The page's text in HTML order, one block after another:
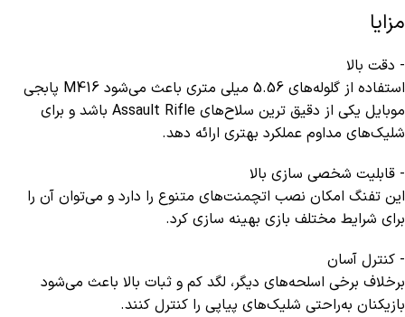
مزایا
- دقت بالا
استفاده از گلوله‌های 5.56 میلی‌ متری باعث می‌شود M416 پابجی
موبایل یکی از دقیق‌ ترین سلاح‌های Assault Rifle باشد و برای
شلیک‌های مداوم عملکرد بهتری ارائه دهد.
- قابلیت شخصی‌ سازی بالا
این تفنگ امکان نصب اتچمنت‌های متنوع را دارد و می‌توان آن را
برای شرایط مختلف بازی بهینه‌ سازی کرد.
- کنترل آسان
برخلاف برخی اسلحه‌های دیگر، لگد کم و ثبات بالا باعث می‌شود
بازیکنان به‌راحتی شلیک‌های پیاپی را کنترل کنند.